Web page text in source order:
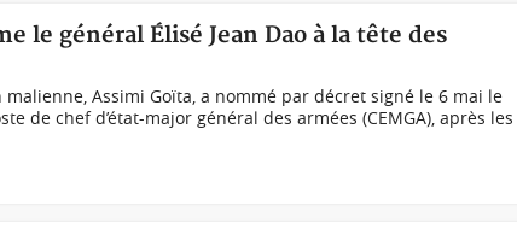
le général Élisé Jean Dao à la tête des
Assimi Goïta, a nommé par décret signé le 6 mai le
de chef d’état-major général des armées (CEMGA), après les